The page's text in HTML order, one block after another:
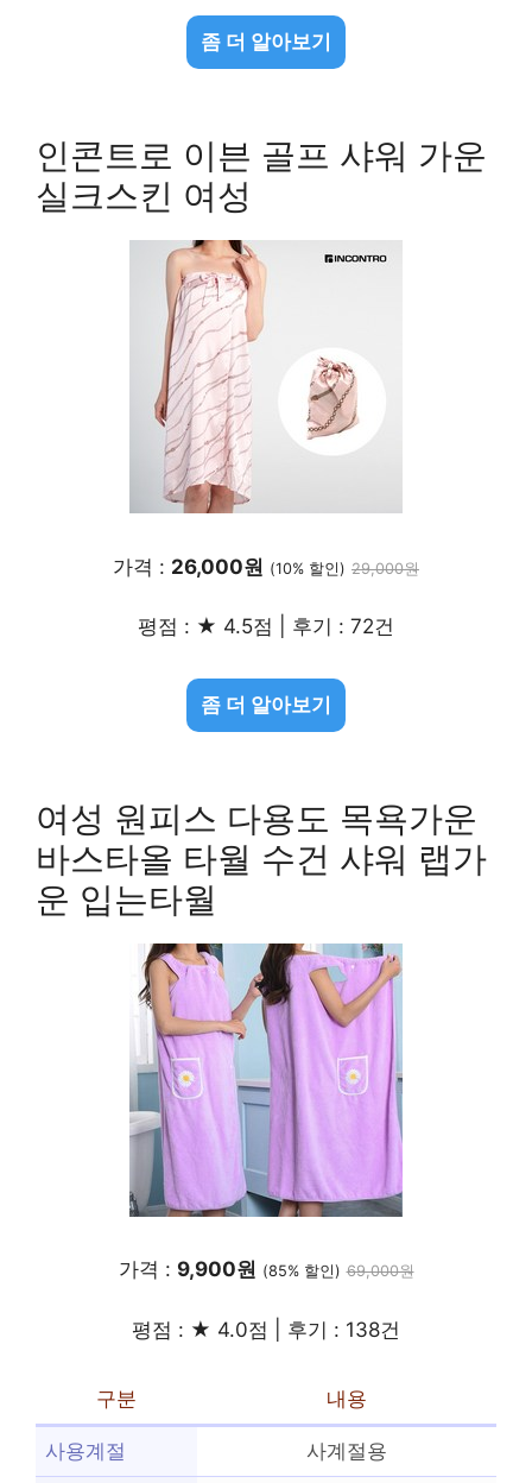
좀 더 알아보기
인콘트로 이븐 골프 샤워 가운
실크스킨 여성
가격 : 26,000원 (10% 할인) 29,000원
평점 : ★ 4.5점 | 후기 : 72건
좀 더 알아보기
여성 원피스 다용도 목욕가운
바스타올 타월 수건 샤워 랩가
운 입는타월
가격 : 9,900원 (85% 할인) 69,000원
평점 : ★ 4.0점 | 후기 : 138건
구분 내용
사용계절 사계절용